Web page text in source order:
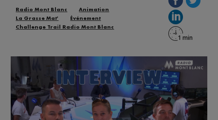
Radio Mont Blanc
Animation
La Grasse Mat'
Événement
Challenge Trail Radio Mont Blanc